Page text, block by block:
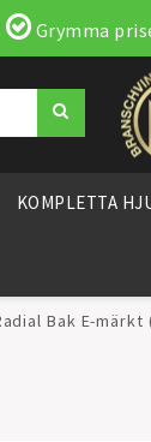
Grymma
KOMPLETTA
Bak E-märkt